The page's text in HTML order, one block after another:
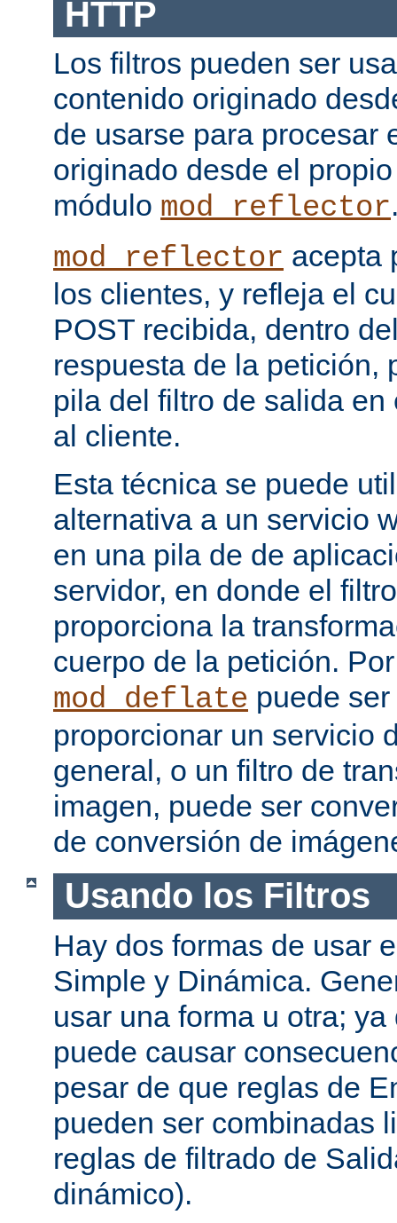
HTTP
Los filtros pueden ser
contenido originado
de usarse para procesar
originado desde el
módulo mod_reflector
mod_reflector acepta
los clientes, y refleja el
POST recibida, dentro
respuesta de la petición,
pila del filtro de salida
al cliente.
Esta técnica se puede
alternativa a un servicio
en una pila de de
servidor, en donde el
proporciona la
cuerpo de la petición.
mod_deflate puede
proporcionar un servicio
general, o un filtro de
imagen, puede ser
de conversión de
Usando los Filtros
Hay dos formas de usar
Simple y Dinámica.
usar una forma u otra;
puede causar
pesar de que reglas de
pueden ser combinadas
reglas de filtrado de
dinámico).